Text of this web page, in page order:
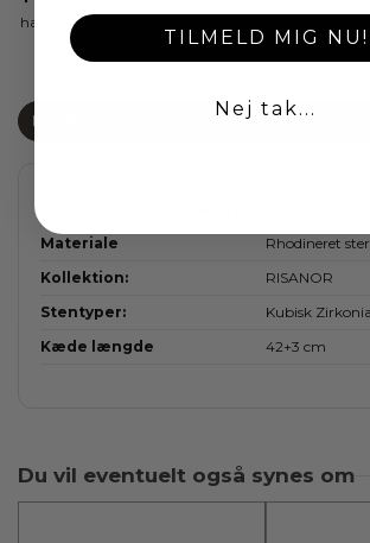
halskæde
Produktoplysninger
Materiale
Rhodineret
Kollektion:
RISANOR
Stentyper:
Kubisk Zirkonia
Kæde længde
42+3 cm
Du vil eventuelt også synes om
TILMELD MIG NU!
Nej tak...